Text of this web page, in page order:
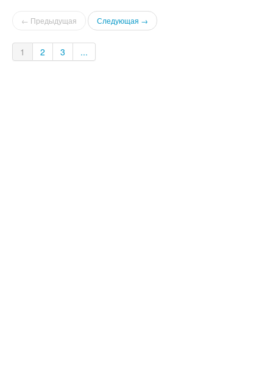
автономна електросистема — працює світло, опалення, вода та
вентиляція навіть при вимкненні електроенергії (потужний
генератор на весь КМ) – Будинок з виходом до озера, власним
басейном із підігрівом та системою противотоку – Гараж на 2
автомобілі ⸻ Планування Перший поверх: – Кабінет –
Простора кухня-вітальня (техніка Siemens, Bosch, Liebherr) –
← Предыдущая Следующая →
1 2 3 ...